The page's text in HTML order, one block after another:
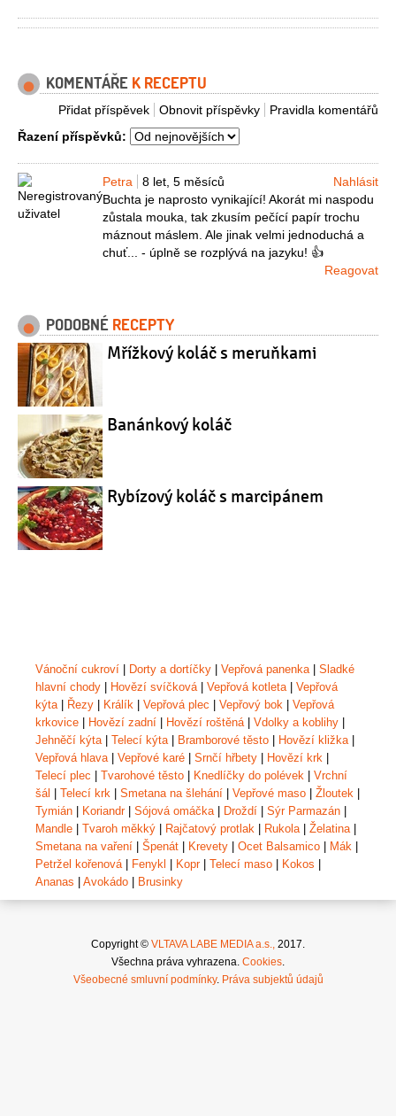
KOMENTÁŘE K RECEPTU
Pravidla komentářů
Obnovit příspěvky
Přidat příspěvek
Řazení příspěvků:
Petra 8 let, 5 měsíců
Nahlásit
Buchta je naprosto vynikající! Akorát mi naspodu
zůstala mouka, tak zkusím pečící papír trochu
máznout máslem. Ale jinak velmi jednoduchá a
chuť... - úplně se rozplývá na jazyku! 👍
Reagovat
PODOBNÉ RECEPTY
Mřížkový koláč s meruňkami
Banánkový koláč
Rybízový koláč s marcipánem
Vánoční cukroví Dorty a dortíčky Vepřová panenka| Sladké
hlavní chody
Hovězí svíčková| Vepřová kotleta| Vepřová
kýta| Řezy Králík Vepřová plec Vepřový bok
Vepřová
krkovice
Hovězí zadní Hovězí roštěná| Vdolky a koblihy
Jehněčí kýta| Telecí kýta| Bramborové těsto Hovězí kližka|
Vepřová hlava| Vepřové karé Srnčí hřbety Hovězí krk
Telecí plec
Tvarohové těsto Knedlíčky do polévek
Vrchní
šál
Telecí krk Smetana na šlehání Vepřové maso Žloutek
Tymián
Koriandr| Sójová omáčka| Droždí Sýr Parmazán
Mandle
Tvaroh měkký Rajčatový protlak Rukola| Želatina|
Smetana na vaření
Špenát Krevety Ocet Balsamico Mák
Petržel kořenová| Fenykl Kopr| Telecí maso Kokos
Ananas
Avokádo Brusinky
Copyright © VLTAVA LABE MEDIA a.s., 2017.
Všechna práva vyhrazena. Cookies.
Všeobecné smluvní podmínky. Práva subjektů údajů